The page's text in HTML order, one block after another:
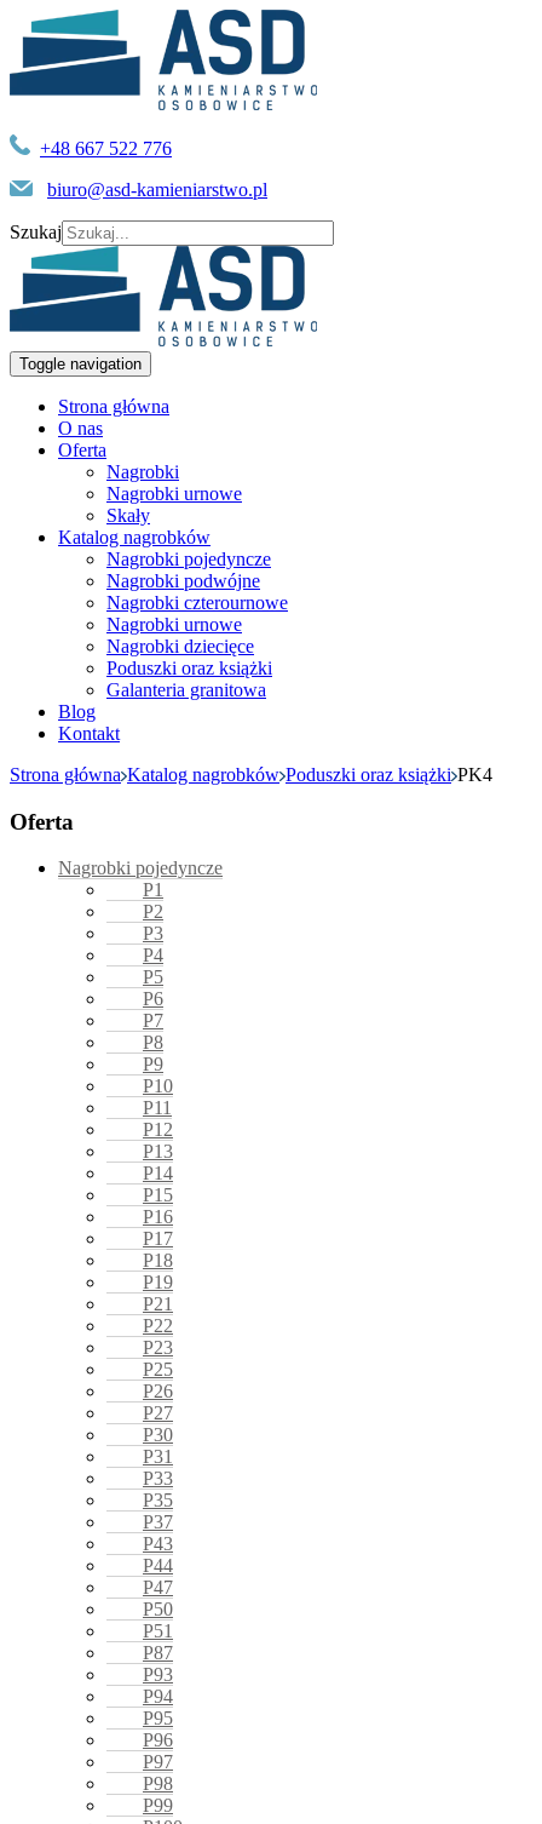
+48 667 522 776
biuro@asd-kamieniarstwo.pl
Szukaj
Toggle navigation
Strona główna
O nas
Oferta
Nagrobki
Nagrobki urnowe
Skały
Katalog nagrobków
Nagrobki pojedyncze
Nagrobki podwójne
Nagrobki czterournowe
Nagrobki urnowe
Nagrobki dziecięce
Poduszki oraz książki
Galanteria granitowa
Blog
Kontakt
Strona główna Katalog nagrobków Poduszki oraz książki PK4
Oferta
Nagrobki pojedyncze
P1
P2
P3
P4
P5
P6
P7
P8
P9
P10
P11
P12
P13
P14
P15
P16
P17
P18
P19
P21
P22
P23
P25
P26
P27
P30
P31
P33
P35
P37
P43
P44
P47
P50
P51
P87
P93
P94
P95
P96
P97
P98
P99